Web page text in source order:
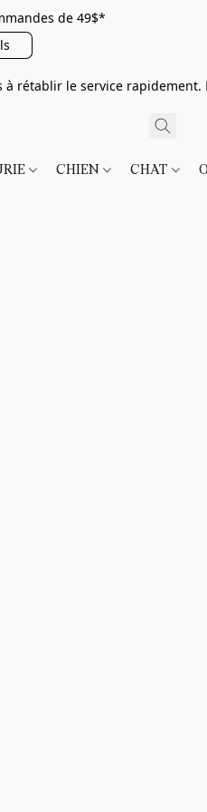
de 49$*
rétablir le service rapidement.
CHIEN CHAT